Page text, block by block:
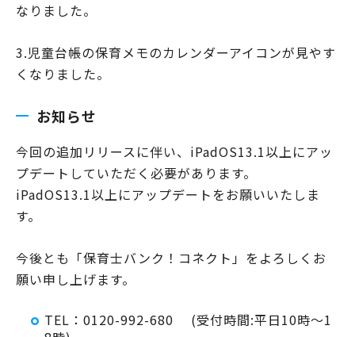
なりました。
3.児童台帳の保育メモのカレンダーアイコンが見やす
くなりました。
お知らせ
今回の追加リリースに伴い、iPadOS13.1以上にアッ
プデートしていただく必要があります。
iPadOS13.1以上にアップデートをお願いいたしま
す。
今後とも「保育士バンク！コネクト」をよろしくお
願い申し上げます。
TEL：0120-992-680 (受付時間:平日10時～1